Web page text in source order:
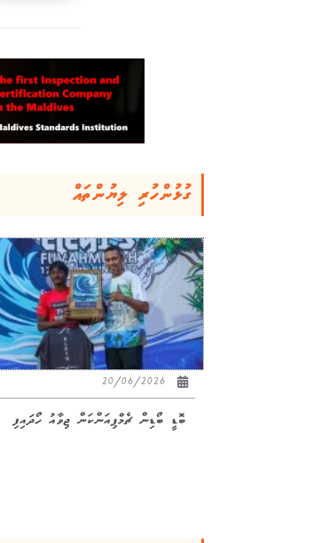
ގުޅުންހުރި ލިޔުންތައް
20/06/2026
ބޮޑީ ބޯޑިން ޗެމްޕިއަންކަން ޖިވާއު ހޯދައިފި